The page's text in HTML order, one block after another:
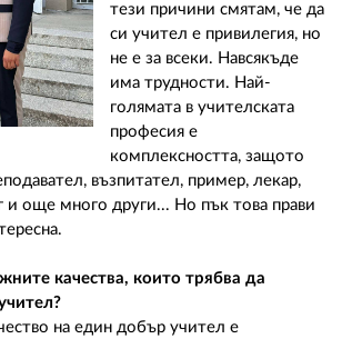
тези причини смятам, че да
си учител е привилегия, но
не е за всеки. Навсякъде
има трудности. Най-
голямата в учителската
професия е
комплексността, защото
възпитател, пример, лекар,
и още много други... Но пък това прави
качества, които трябва да
на един добър учител е